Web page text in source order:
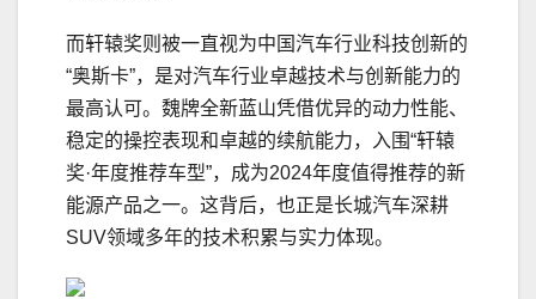
而轩辕奖则被一直视为中国汽车行业科技创新的
“奥斯卡”，是对汽车行业卓越技术与创新能力的
最高认可。魏牌全新蓝山凭借优异的动力性能、
稳定的操控表现和卓越的续航能力，入围“轩辕
奖·年度推荐车型”，成为2024年度值得推荐的新
能源产品之一。这背后，也正是长城汽车深耕
SUV领域多年的技术积累与实力体现。